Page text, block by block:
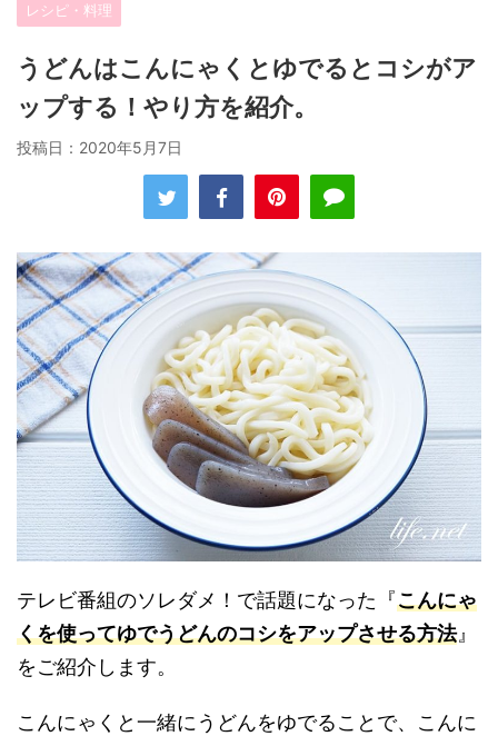
レシピ・料理
うどんはこんにゃくとゆでるとコシがア
ップする！やり方を紹介。
投稿日： 2020年5月7日
テレビ番組のソレダメ！で話題になった『こんにゃ
くを使ってゆでうどんのコシをアップさせる方法』
をご紹介します。
こんにゃくと一緒にうどんをゆでることで、こんに